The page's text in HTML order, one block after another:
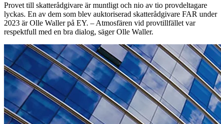
Provet till skatterådgivare är muntligt och nio av tio provdeltagare
lyckas. En av dem som blev auktoriserad skatterådgivare FAR under
2023 är Olle Waller på EY. – Atmosfären vid provtillfället var
respektfull med en bra dialog, säger Olle Waller.